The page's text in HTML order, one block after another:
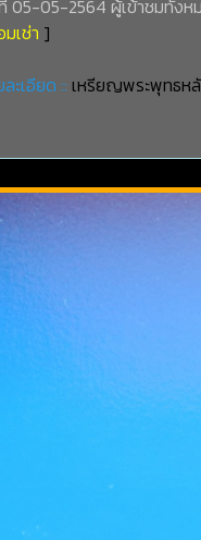
05-05-2564 ผู้เข้าชมทั้งห
เช่า ]
ะเอียด :: เหรียญพระพุทธห